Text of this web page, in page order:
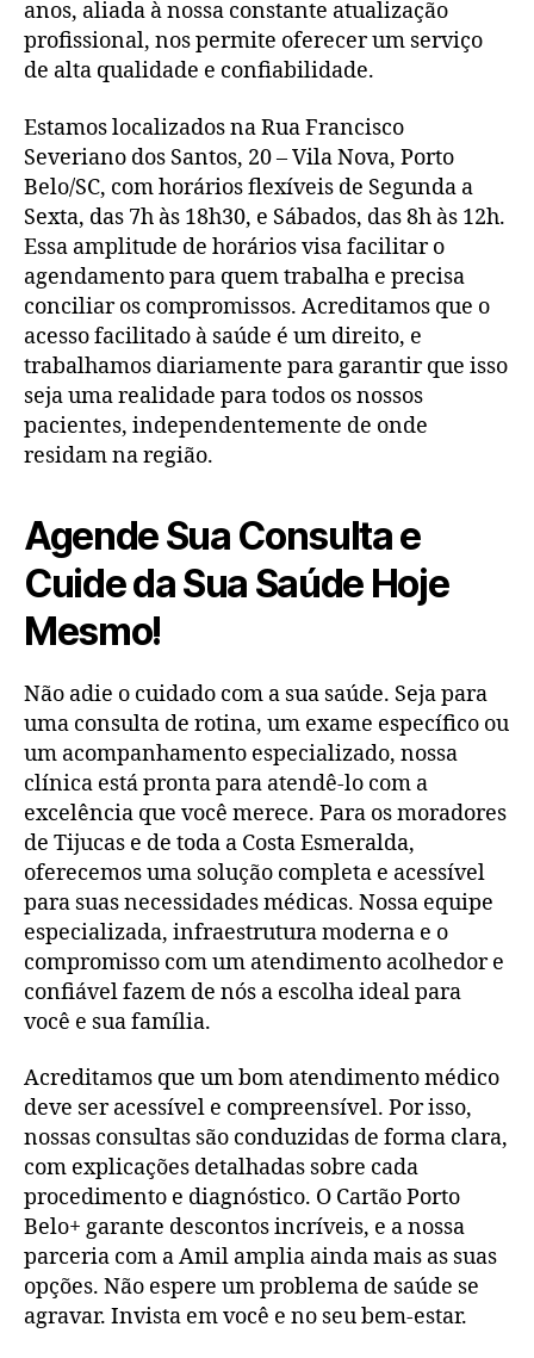
anos, aliada à nossa constante atualização
profissional, nos permite oferecer um serviço
de alta qualidade e confiabilidade.
Estamos localizados na Rua Francisco
Severiano dos Santos, 20 – Vila Nova, Porto
Belo/SC, com horários flexíveis de Segunda a
Sexta, das 7h às 18h30, e Sábados, das 8h às 12h.
Essa amplitude de horários visa facilitar o
agendamento para quem trabalha e precisa
conciliar os compromissos. Acreditamos que o
acesso facilitado à saúde é um direito, e
trabalhamos diariamente para garantir que isso
seja uma realidade para todos os nossos
pacientes, independentemente de onde
residam na região.
Agende Sua Consulta e
Cuide da Sua Saúde Hoje
Mesmo!
Não adie o cuidado com a sua saúde. Seja para
uma consulta de rotina, um exame específico ou
um acompanhamento especializado, nossa
clínica está pronta para atendê-lo com a
excelência que você merece. Para os moradores
de Tijucas e de toda a Costa Esmeralda,
oferecemos uma solução completa e acessível
para suas necessidades médicas. Nossa equipe
especializada, infraestrutura moderna e o
compromisso com um atendimento acolhedor e
confiável fazem de nós a escolha ideal para
você e sua família.
Acreditamos que um bom atendimento médico
deve ser acessível e compreensível. Por isso,
nossas consultas são conduzidas de forma clara,
com explicações detalhadas sobre cada
procedimento e diagnóstico. O Cartão Porto
Belo+ garante descontos incríveis, e a nossa
parceria com a Amil amplia ainda mais as suas
opções. Não espere um problema de saúde se
agravar. Invista em você e no seu bem-estar.